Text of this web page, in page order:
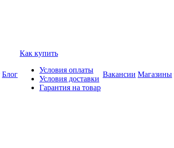
Блог
Как купить
Условия оплаты
Условия доставки
Гарантия на товар
Вакансии Магазины